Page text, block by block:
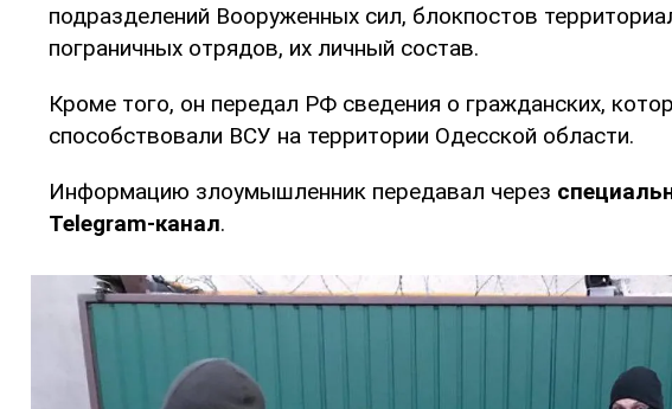
подразделений Вооруженных сил, блокпостов
пограничных отрядов, их личный состав.
Кроме того, он передал РФ сведения о гражданских,
способствовали ВСУ на территории Одесской области.
Информацию злоумышленник передавал через
Telegram-канал.